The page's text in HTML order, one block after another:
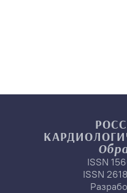
ISSN
ISSN